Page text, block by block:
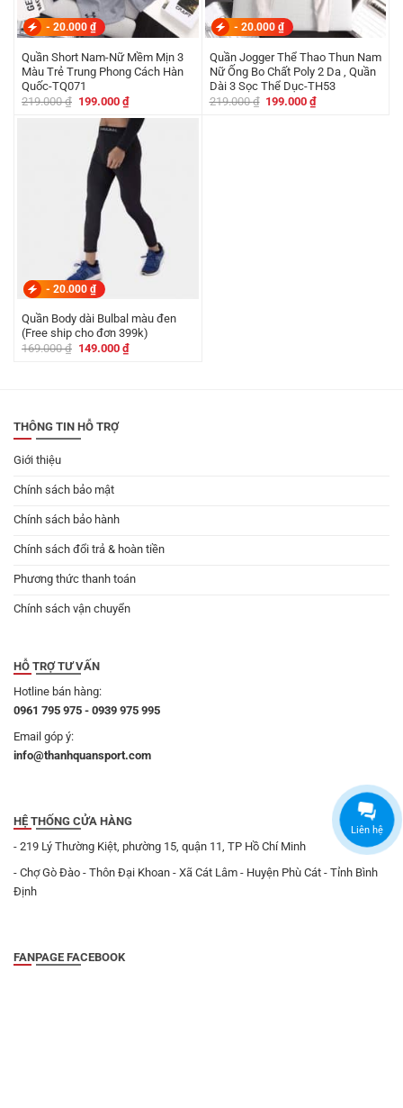
- 20.000 ₫
Quần Short Nam-Nữ Mềm Mịn 3
Màu Trẻ Trung Phong Cách Hàn
Quốc-TQ071
219.000₫ Giá
219.000 ₫.
199.000 ₫Giá
hiện
tại
là:
199.000 ₫.
- 20.000 ₫
Quần Jogger Thể Thao Thun Nam
Nữ Ống Bo Chất Poly 2 Da , Quần
Dài 3 Sọc Thể Dục-TH53
219.000₫ Giá
199.000₫Giá
- 20.000 ₫
Quần Body dài Bulbal màu đen
(Free ship cho đơn 399k)
169.000₫ Giá
149.000 ₫Giá
hiện
THÔNG TIN HỖ TRỢ
Giới thiệu
Chính sách bảo mật
Chính sách bảo hành
Chính sách đổi trả & hoàn tiền
Phương thức thanh toán
Chính sách vận chuyển
HỖ TRỢ TƯ VẤN
Hotline bán hàng:
0961 795 975 - 0939 975 995
Email góp ý:
info@thanhquansport.com
HỆ THỐNG CỬA HÀNG
- 219 Lý Thường Kiệt, phường 15, quận 11, TP Hồ Chí Minh
- Chợ Gò Đào - Thôn Đại Khoan - Xã Cát Lâm - Huyện Phù Cát - Tỉnh Bình
Định
FANPAGE FACEBOOK
Liên hệ